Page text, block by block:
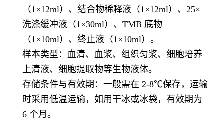
（1×12ml）、结合物稀释液（1×12ml）、25×
洗涤缓冲液（1×30ml）、TMB 底物
（1×10ml）、终止液（1×10ml）。
样本类型：血清、血浆、组织匀浆、细胞培养
上清液、细胞提取物等生物液体。
存储条件与有效期：一般需在 2-8℃保存，运输
时采用低温运输，如用干冰或冰袋，有效期为
6 个月。